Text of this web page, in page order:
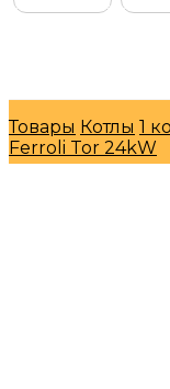
Товары Котлы 1
Ferroli Tor 24kW